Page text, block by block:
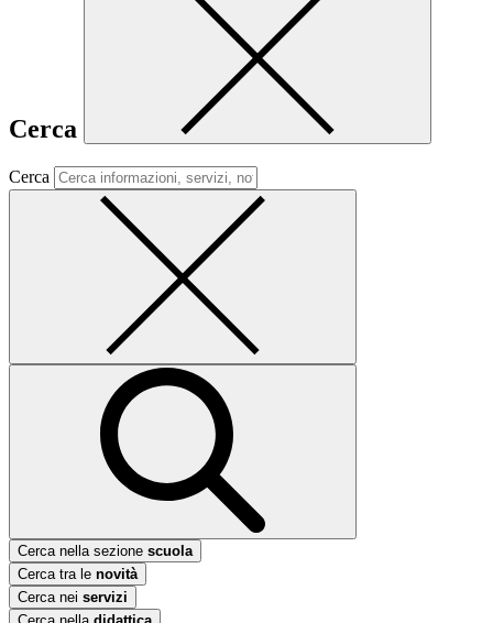
Cerca
Cerca
Cerca nella sezione scuola
Cerca tra le novità
Cerca nei servizi